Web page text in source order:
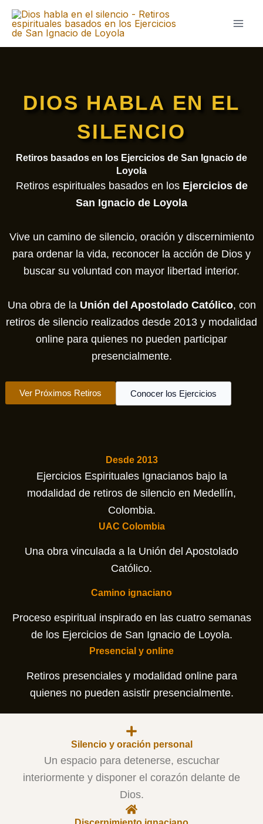
contenido
DIOS HABLA EN EL
SILENCIO
Retiros basados en los Ejercicios de San Ignacio de
Loyola
Retiros espirituales basados en los Ejercicios de
San Ignacio de Loyola
Vive un camino de silencio, oración y discernimiento
para ordenar la vida, reconocer la acción de Dios y
buscar su voluntad con mayor libertad interior.
Una obra de la Unión del Apostolado Católico, con
retiros de silencio realizados desde 2013 y modalidad
online para quienes no pueden participar
presencialmente.
Ver Próximos Retiros Conocer los Ejercicios
Desde 2013
Ejercicios Espirituales Ignacianos bajo la
modalidad de retiros de silencio en Medellín,
Colombia.
UAC Colombia
Una obra vinculada a la Unión del Apostolado
Católico.
Camino ignaciano
Proceso espiritual inspirado en las cuatro semanas
de los Ejercicios de San Ignacio de Loyola.
Presencial y online
Retiros presenciales y modalidad online para
quienes no pueden asistir presencialmente.
Silencio y oración personal
Un espacio para detenerse, escuchar
interiormente y disponer el corazón delante de
Dios.